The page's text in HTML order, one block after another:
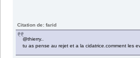
Citation de: farid
@thierry..
tu as pense au rejet et a la cidatrice.comment les